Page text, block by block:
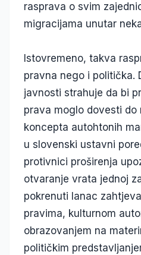
rasprava o svim
migracijama unutar
Istovremeno, takva
pravna nego i politička.
javnosti strahuje da bi
prava moglo dovesti do
koncepta autohtonih
u slovenski ustavni
protivnici proširenja
otvaranje vrata jednoj
pokrenuti lanac
pravima, kulturnom
obrazovanjem na
političkim